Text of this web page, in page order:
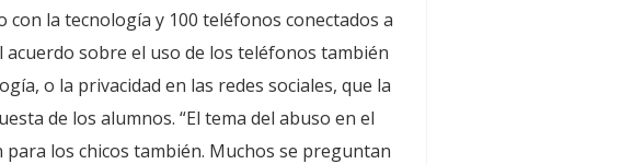
con la tecnología y 100 teléfonos conectados a
acuerdo sobre el uso de los teléfonos también
o la privacidad en las redes sociales, que la
de los alumnos. “El tema del abuso en el
los chicos también. Muchos se preguntan